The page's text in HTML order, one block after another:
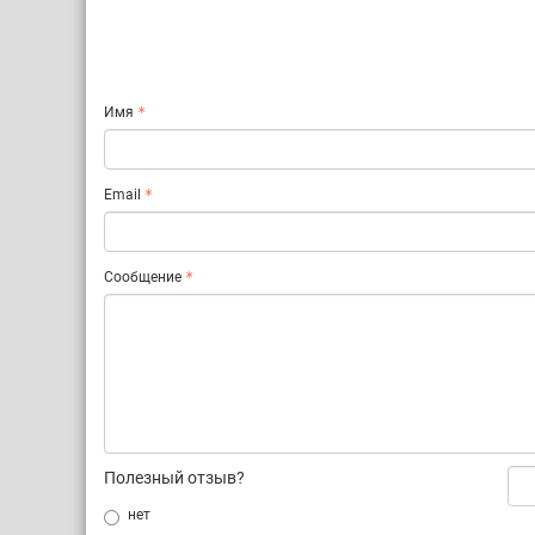
Имя
Email
Сообщение
Полезный отзыв?
нет